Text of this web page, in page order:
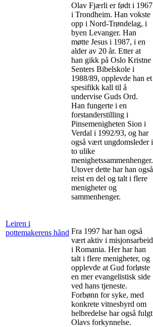
Leiren i
pottemakerens hånd
Olav Fjærli er født i 1967
i Trondheim. Han vokste
opp i Nord-Trøndelag, i
byen Levanger. Han
møtte Jesus i 1987, i en
alder av 20 år. Etter at
han gikk på Oslo Kristne
Senters Bibelskole i
1988/89, opplevde han et
spesifikk kall til å
undervise Guds Ord.
Han fungerte i en
forstanderstilling i
Pinsemenigheten Sion i
Verdal i 1992/93, og har
også vært ungdomsleder i
to ulike
menighetssammenhenger.
Utover dette har han også
reist en del og talt i flere
menigheter og
sammenhenger.
Fra 1997 har han også
vært aktiv i misjonsarbeid
i Romania. Her har han
talt i flere menigheter, og
opplevde at Gud forløste
en mer evangelistisk side
ved hans tjeneste.
Forbønn for syke, med
konkrete vitnesbyrd om
helbredelse har også fulgt
Olavs forkynnelse.